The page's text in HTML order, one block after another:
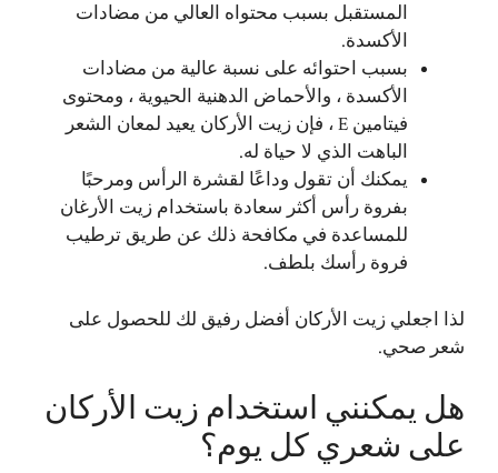
المستقبل بسبب محتواه العالي من مضادات
الأكسدة.
بسبب احتوائه على نسبة عالية من مضادات
الأكسدة ، والأحماض الدهنية الحيوية ، ومحتوى
فيتامين E ، فإن زيت الأركان يعيد لمعان الشعر
الباهت الذي لا حياة له.
يمكنك أن تقول وداعًا لقشرة الرأس ومرحبًا
بفروة رأس أكثر سعادة باستخدام زيت الأرغان
للمساعدة في مكافحة ذلك عن طريق ترطيب
فروة رأسك بلطف.
لذا اجعلي زيت الأركان أفضل رفيق لك للحصول على
شعر صحي.
هل يمكنني استخدام زيت الأركان
على شعري كل يوم؟